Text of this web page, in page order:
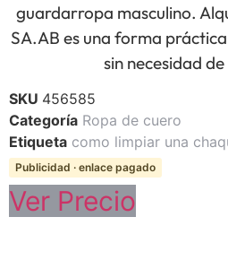
guardarropa masculino.
SA.AB es una forma
sin necesidad
SKU 456585
Categoría Ropa de cuero
Etiqueta como limpiar una
Publicidad · enlace pagado
Ver Precio